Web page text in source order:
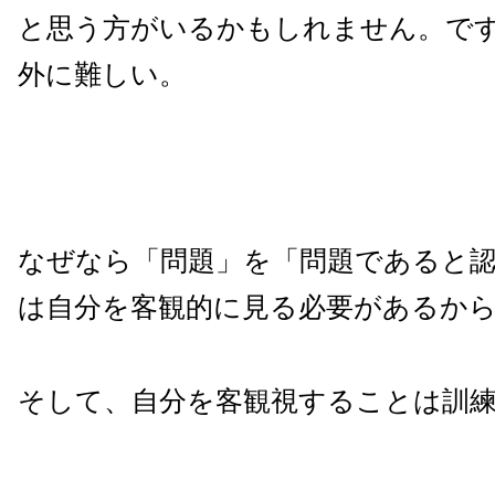
と思う方がいるかもしれません。で
外に難しい。
なぜなら「問題」を「問題であると
は自分を客観的に見る必要があるか
そして、自分を客観視することは訓